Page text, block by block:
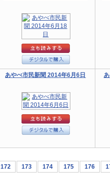
あやべ市民新聞 2014年6月6日
172 173 174 175 176